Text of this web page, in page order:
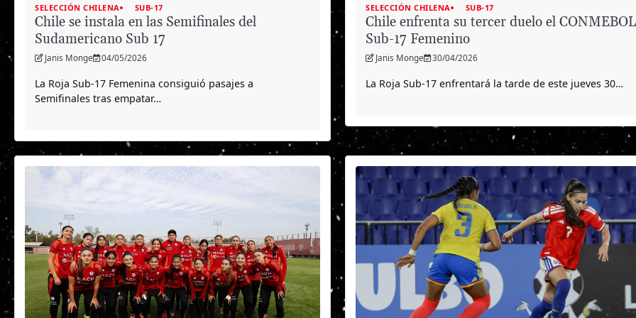
SELECCIÓN CHILENA SUB-17
Chile se instala en las Semifinales del
Sudamericano Sub 17
Janis Monge 04/05/2026
La Roja Sub-17 Femenina consiguió pasajes a
Semifinales tras empatar…
SELECCIÓN CHILENA SUB-17
Chile enfrenta su tercer duelo el CONMEBOL
Sub-17 Femenino
Janis Monge 30/04/2026
La Roja Sub-17 enfrentará la tarde de este jueves 30…